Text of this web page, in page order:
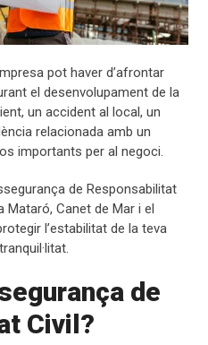
pot haver d’afrontar
el desenvolupament de la
un accident al local, un
relacionada amb un
importants per al negoci.
de Responsabilitat
Mataró, Canet de Mar i el
l’estabilitat de la teva
de
Civil?